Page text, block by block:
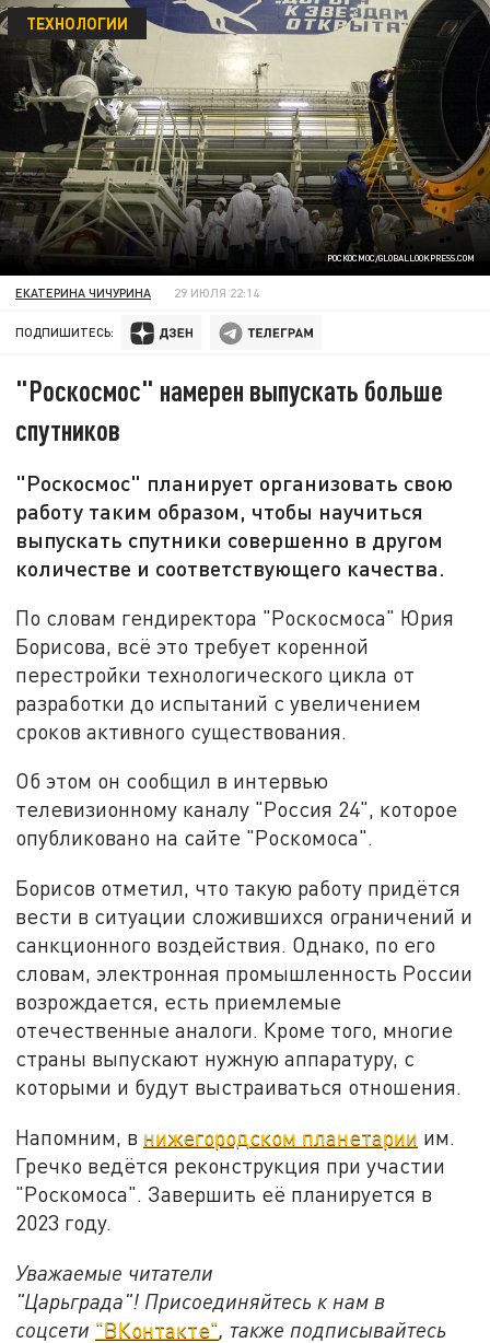
РОСКОСМОС/GLOBALLOOKPRESS.COM
ТЕХНОЛОГИИ
ЕКАТЕРИНА ЧИЧУРИНА 29 ИЮЛЯ 22:14
ПОДПИШИТЕСЬ:
"Роскосмос" намерен выпускать больше
спутников
"Роскосмос" планирует организовать свою
работу таким образом, чтобы научиться
выпускать спутники совершенно в другом
количестве и соответствующего качества.
По словам гендиректора "Роскосмоса" Юрия
Борисова, всё это требует коренной
перестройки технологического цикла от
разработки до испытаний с увеличением
сроков активного существования.
Об этом он сообщил в интервью
телевизионному каналу "Россия 24", которое
опубликовано на сайте "Роскомоса".
Борисов отметил, что такую работу придётся
вести в ситуации сложившихся ограничений и
санкционного воздействия. Однако, по его
словам, электронная промышленность России
возрождается, есть приемлемые
отечественные аналоги. Кроме того, многие
страны выпускают нужную аппаратуру, с
которыми и будут выстраиваться отношения.
Напомним, в нижегородском планетарии им.
Гречко ведётся реконструкция при участии
"Роскомоса". Завершить её планируется в
2023 году.
Уважаемые читатели
"Царьграда"! Присоединяйтесь к нам в
соцсети "ВКонтакте" , также подписывайтесь